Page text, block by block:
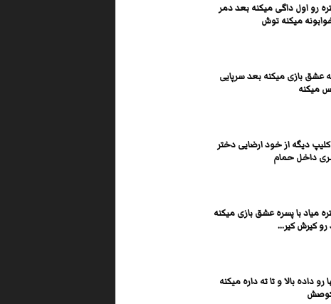
رو اول داگی میکنه بعد دمر
میکنه توش
عشق بازی میکنه بعد سرپایی
میکنه
دیگه از خود ارضایی دختر
داخل حمام
میاد با پسره عشق بازی میکنه
رو کیرش کیر...
رو داده بالا و تا ته داره میکنه